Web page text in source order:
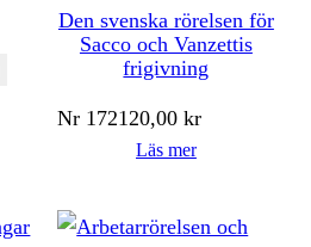
Den svenska rörelsen för
Sacco och Vanzettis
frigivning
Nr 172120,00kr
Läs mer